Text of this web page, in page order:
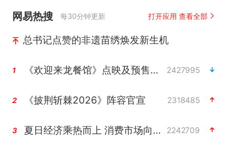
网易热搜 每30分钟更新 打开应用 查看全部
总书记点赞的非遗苗绣焕发新生机
1 《欢迎来龙餐馆》点映及预售总票房破亿 2427995
2 《披荆斩棘2026》阵容官宣 2318485
3 夏日经济乘热而上 消费市场向新而行 2242709